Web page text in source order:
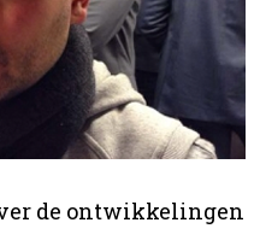
de ontwikkelingen